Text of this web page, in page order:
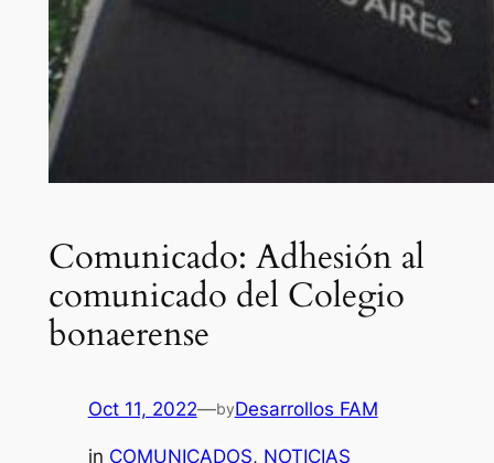
Comunicado: Adhesión al
comunicado del Colegio
bonaerense
Oct 11, 2022—byDesarrollos FAM
in COMUNICADOS, NOTICIAS